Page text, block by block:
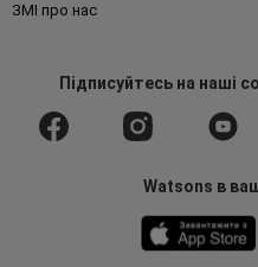
ЗМІ про нас
Підписуйтесьна наші
Watsons в